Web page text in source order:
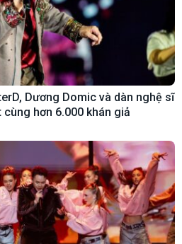
Dương Domic và dàn nghệ sĩ
hơn 6.000 khán giả